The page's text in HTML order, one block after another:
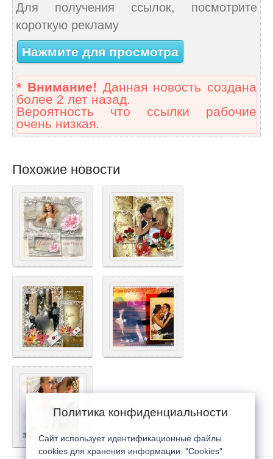
Для получения ссылок, посмотрите
короткую рекламу
Нажмите для просмотра
* Внимание! Данная новость создана
более 2 лет назад.
Вероятность что ссылки рабочие
очень низкая.
Похожие новости
Политика конфиденциальности
Сайт использует идентификационные файлы
cookies для хранения информации. "Cookies"